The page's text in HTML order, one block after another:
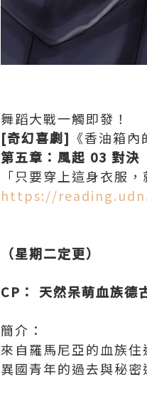
舞蹈大戰一觸即發！
[奇幻喜劇] 《香油箱
第五章：風起 03 對決
「只要穿上這身衣服
https://
（星期二定更）
CP： 天然呆萌血族德
簡介：
來自羅馬尼亞的血族
異國青年的過去與秘